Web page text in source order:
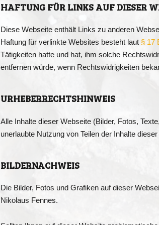
HAFTUNG FÜR LINKS AUF DIESER
Diese Webseite enthält Links zu anderen
Haftung für verlinkte Websites besteht laut § 17
Tätigkeiten hatte und hat, ihm solche
entfernen würde, wenn Rechtswidrigkeiten
URHEBERRECHTSHINWEIS
Alle Inhalte dieser Webseite (Bilder, Fotos,
unerlaubte Nutzung von Teilen der Inhalte
BILDERNACHWEIS
Die Bilder, Fotos und Grafiken auf dieser
Nikolaus Fennes.